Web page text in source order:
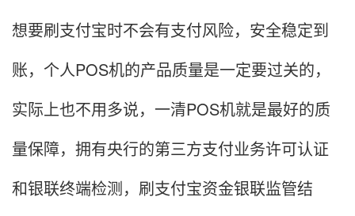
想要刷支付宝时不会有支付风险，安全稳定到
账，个人POS机的产品质量是一定要过关的，
实际上也不用多说，一清POS机就是最好的质
量保障，拥有央行的第三方支付业务许可认证
和银联终端检测，刷支付宝资金银联监管结